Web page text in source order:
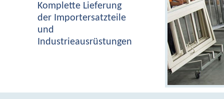
Komplette Lieferung
der Importersatzteile
und
Industrieausrüstungen